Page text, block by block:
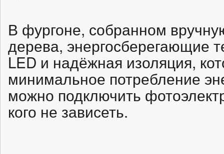
В фургоне, собранном
дерева, энергосберегающие
LED и надёжная изоляция,
минимальное потребление
можно подключить
кого не зависеть.